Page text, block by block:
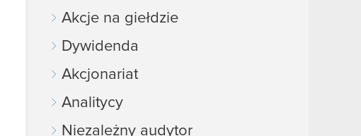
Akcje na giełdzie
Dywidenda
Akcjonariat
Analitycy
Niezależny audytor